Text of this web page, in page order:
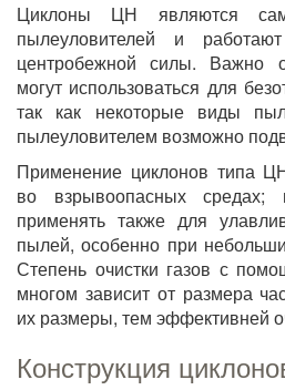
Циклоны ЦН являются
пылеуловителей и
центробежной силы. Важно
могут использоваться для
так как некоторые виды
пылеуловителем возможно
Применение циклонов типа
во взрывоопасных средах;
применять также для
пылей, особенно при
Степень очистки газов с
многом зависит от размера
их размеры, тем эффективней
Конструкция